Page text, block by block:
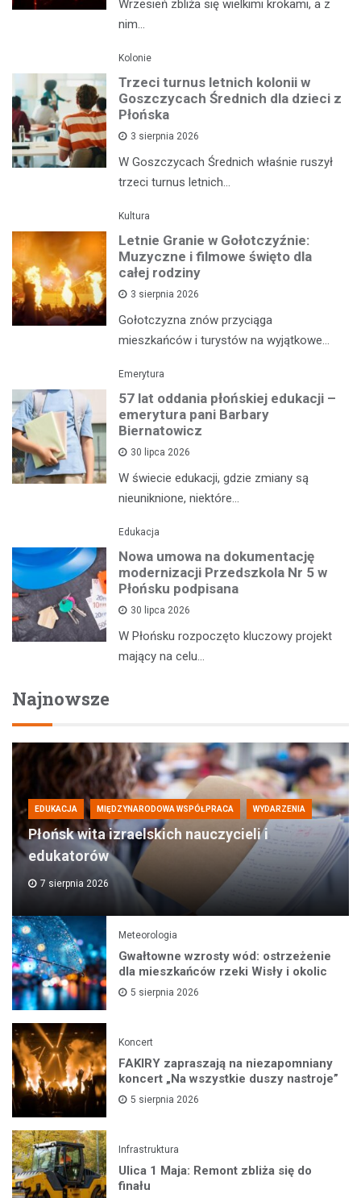
Wrzesień zbliża się wielkimi krokami, a z
nim…
Kolonie
Trzeci turnus letnich kolonii w
Goszczycach Średnich dla dzieci z
Płońska
3 sierpnia 2026
W Goszczycach Średnich właśnie ruszył
trzeci turnus letnich…
Kultura
Letnie Granie w Gołotczyźnie:
Muzyczne i filmowe święto dla
całej rodziny
3 sierpnia 2026
Gołotczyzna znów przyciąga
mieszkańców i turystów na wyjątkowe…
Emerytura
57 lat oddania płońskiej edukacji –
emerytura pani Barbary
Biernatowicz
30 lipca 2026
W świecie edukacji, gdzie zmiany są
nieuniknione, niektóre…
Edukacja
Nowa umowa na dokumentację
modernizacji Przedszkola Nr 5 w
Płońsku podpisana
30 lipca 2026
W Płońsku rozpoczęto kluczowy projekt
mający na celu…
Najnowsze
EDUKACJA MIĘDZYNARODOWA WSPÓŁPRACA WYDARZENIA
Płońsk wita izraelskich nauczycieli i
edukatorów
7 sierpnia 2026
Meteorologia
Gwałtowne wzrosty wód: ostrzeżenie
dla mieszkańców rzeki Wisły i okolic
5 sierpnia 2026
Koncert
FAKIRY zapraszają na niezapomniany
koncert „Na wszystkie duszy nastroje”
5 sierpnia 2026
Infrastruktura
Ulica 1 Maja: Remont zbliża się do
finału